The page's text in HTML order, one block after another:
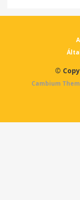
©
Cambium